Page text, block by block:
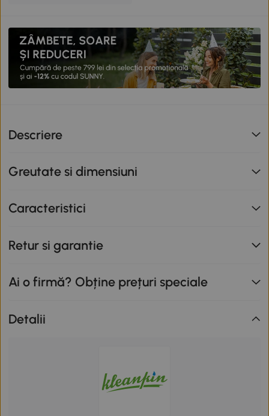
Descriere
Greutate si dimensiuni
Caracteristici
Retur si garantie
Ai o firmă? Obține prețuri speciale
Detalii